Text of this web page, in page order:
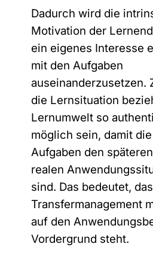
Dadurch wird die
Motivation der
ein eigenes Interesse
mit den Aufgaben
auseinanderzusetzen.
die Lernsituation
Lernumwelt so
möglich sein, damit
Aufgaben den
realen
sind. Das bedeutet,
Transfermanagement
auf den
Vordergrund steht.
u
t
z
einverstanden. Meine
ich gemäß der
jederzeit widerrufen.
Sie können den Newsletter jederzeit
unserem Newsletter abbestellen.
*
A
n
r
e
d
e
*
Anmelden
A
l
t
e
r
n